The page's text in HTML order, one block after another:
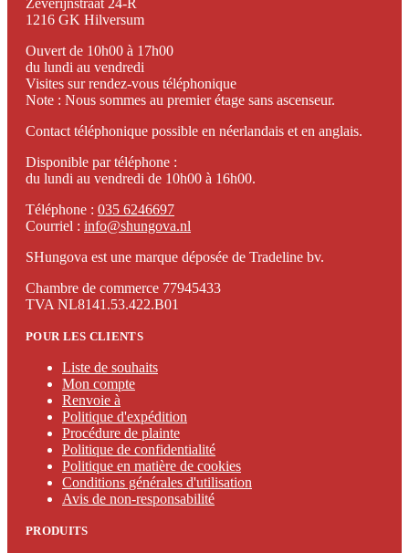
Zeverijnstraat 24-R
1216 GK Hilversum
Ouvert de 10h00 à 17h00
du lundi au vendredi
Visites sur rendez-vous téléphonique
Note : Nous sommes au premier étage sans ascenseur.
Contact téléphonique possible en néerlandais et en anglais.
Disponible par téléphone :
du lundi au vendredi de 10h00 à 16h00.
Téléphone : 035 6246697
Courriel : info@shungova.nl
SHungova est une marque déposée de Tradeline bv.
Chambre de commerce 77945433
TVA NL8141.53.422.B01
POUR LES CLIENTS
Liste de souhaits
Mon compte
Renvoie à
Politique d'expédition
Procédure de plainte
Politique de confidentialité
Politique en matière de cookies
Conditions générales d'utilisation
Avis de non-responsabilité
PRODUITS